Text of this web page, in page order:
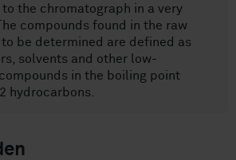
the chromatograph in a very
compounds found in the raw
be determined are defined as
solvents and other low-
in the boiling point
hydrocarbons.